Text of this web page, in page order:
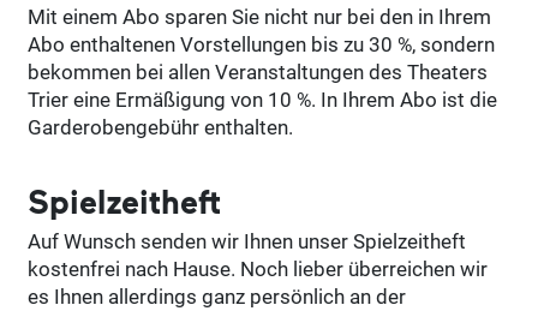
Mit einem Abo sparen Sie nicht nur bei den in Ihrem
Abo enthaltenen Vorstellungen bis zu 30 %, sondern
bekommen bei allen Veranstaltungen des Theaters
Trier eine Ermäßigung von 10 %. In Ihrem Abo ist die
Garderobengebühr enthalten.
Spielzeitheft
Auf Wunsch senden wir Ihnen unser Spielzeitheft
kostenfrei nach Hause. Noch lieber überreichen wir
es Ihnen allerdings ganz persönlich an der